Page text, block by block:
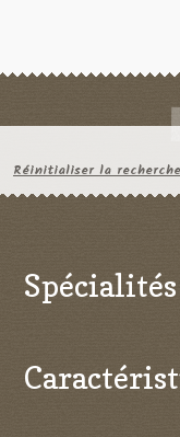
Réinitialiser la recherche